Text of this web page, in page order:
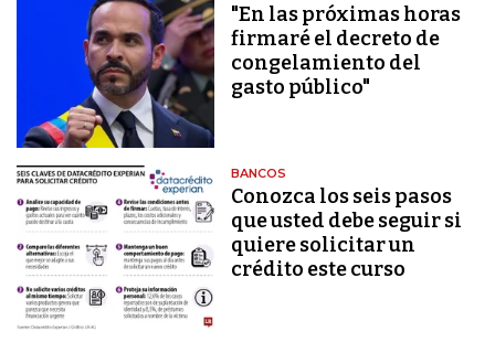
"En las próximas horas
firmaré el decreto de
congelamiento del
gasto público"
BANCOS
Conozca los seis pasos
que usted debe seguir si
quiere solicitar un
crédito este curso